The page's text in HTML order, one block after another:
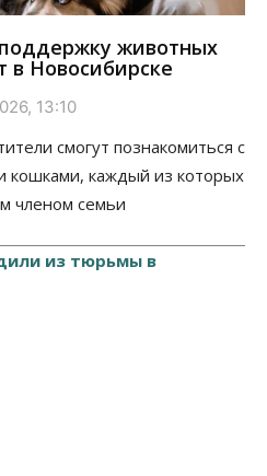
животных
в Новосибирске
13:10
смогут познакомиться с
кошками, каждый из которых
членом семьи